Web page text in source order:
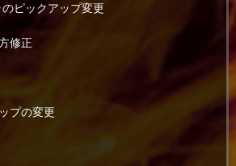
ピックアップ変更
修正
プの変更